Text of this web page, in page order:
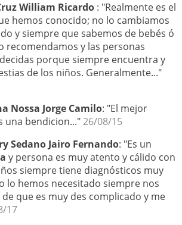
William Ricardo : "Realmente es el
hemos conocido; no lo cambiamos
y siempre que sabemos de bebés ó
recomendamos y las personas
porque siempre encuentra y
de los niños. Generalmente..."
Nossa Jorge Camilo: "El mejor
una bendicion..."26/08/15
Sedano Jairo Fernando: "Es un
y persona es muy atento y cálido con
siempre tiene diagnósticos muy
lo hemos necesitado siempre nos
que es muy des complicado y me
17